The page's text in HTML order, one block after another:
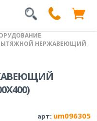
НЕРЖАВЕЮЩИЙ
арт: um096305